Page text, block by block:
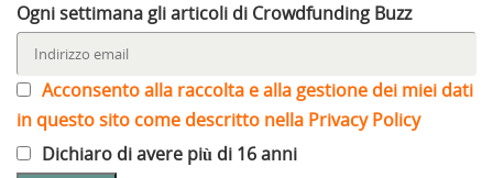
Ogni settimana gli articoli di Crowdfunding Buzz
Acconsento alla raccolta e alla gestione dei miei dati
in questo sito come descritto nella Privacy Policy
Dichiaro di avere più di 16 anni